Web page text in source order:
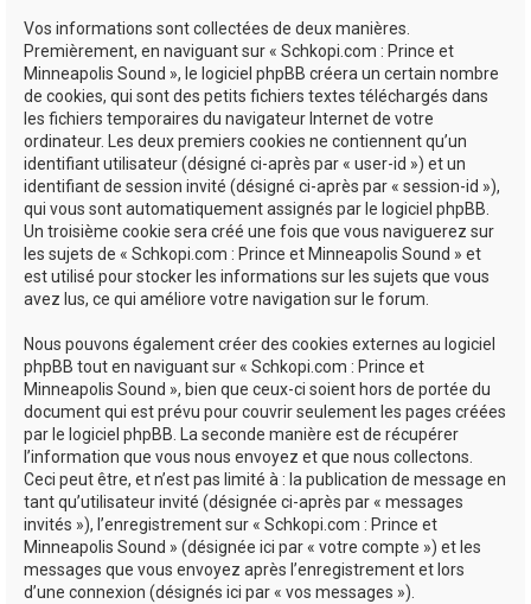
Vos informations sont collectées de deux manières.
Premièrement, en naviguant sur « Schkopi.com : Prince et
Minneapolis Sound », le logiciel phpBB créera un certain nombre
de cookies, qui sont des petits fichiers textes téléchargés dans
les fichiers temporaires du navigateur Internet de votre
ordinateur. Les deux premiers cookies ne contiennent qu’un
identifiant utilisateur (désigné ci-après par « user-id ») et un
identifiant de session invité (désigné ci-après par « session-id »),
qui vous sont automatiquement assignés par le logiciel phpBB.
Un troisième cookie sera créé une fois que vous naviguerez sur
les sujets de « Schkopi.com : Prince et Minneapolis Sound » et
est utilisé pour stocker les informations sur les sujets que vous
avez lus, ce qui améliore votre navigation sur le forum.
Nous pouvons également créer des cookies externes au logiciel
phpBB tout en naviguant sur « Schkopi.com : Prince et
Minneapolis Sound », bien que ceux-ci soient hors de portée du
document qui est prévu pour couvrir seulement les pages créées
par le logiciel phpBB. La seconde manière est de récupérer
l’information que vous nous envoyez et que nous collectons.
Ceci peut être, et n’est pas limité à : la publication de message en
tant qu’utilisateur invité (désignée ci-après par « messages
invités »), l’enregistrement sur « Schkopi.com : Prince et
Minneapolis Sound » (désignée ici par « votre compte ») et les
messages que vous envoyez après l’enregistrement et lors
d’une connexion (désignés ici par « vos messages »).